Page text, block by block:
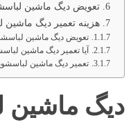
تعویض دیگ ماشین
هزینه تعمیر دیگ ماشین
تعویض دیگ ماشین
آیا تعمیر دیگ ماشین
تعمیر دیگ ماشین
دیگ ماشین